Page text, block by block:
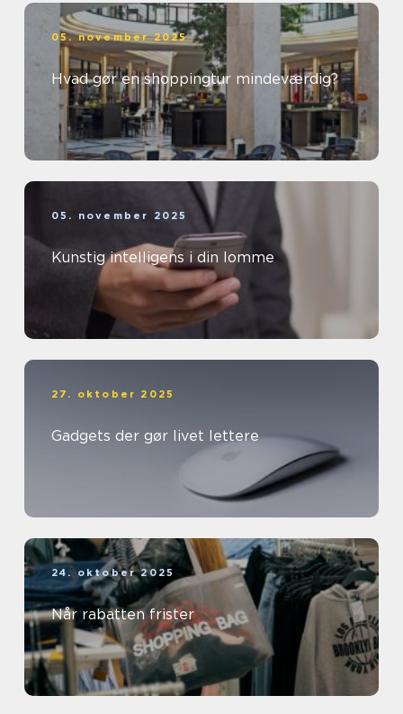
05. november 2025
Hvad gør en shoppingtur mindeværdig?
05. november 2025
Kunstig intelligens i din lomme
27. oktober 2025
Gadgets der gør livet lettere
24. oktober 2025
Når rabatten frister